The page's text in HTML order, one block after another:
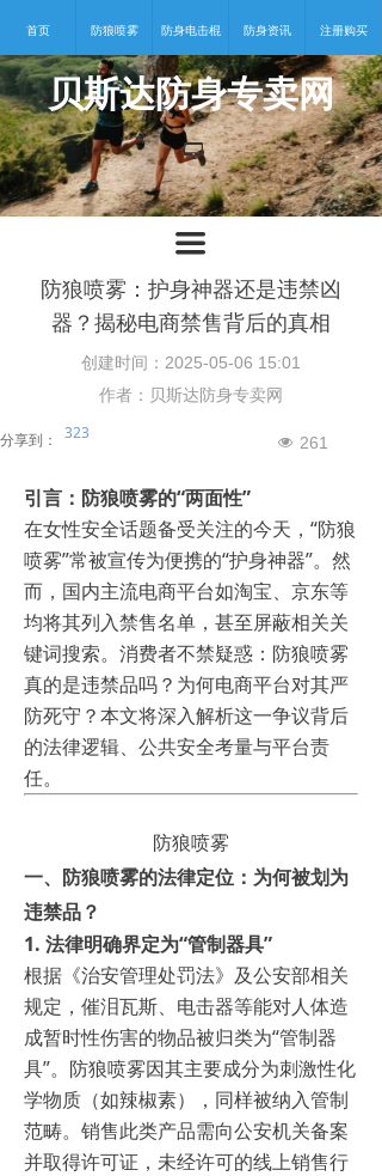
贝斯达防身专卖网
首页 防狼喷雾 防身电击棍 防身资讯 注册购买
넡
防狼喷雾：护身神器还是违禁凶
器？揭秘电商禁售背后的真相
引言：防狼喷雾的“两面性”
在女性安全话题备受关注的今天，“防狼
喷雾”常被宣传为便携的“护身神器”。然
而，国内主流电商平台如淘宝、京东等
均将其列入禁售名单，甚至屏蔽相关关
键词搜索。消费者不禁疑惑：防狼喷雾
真的是违禁品吗？为何电商平台对其严
防死守？本文将深入解析这一争议背后
的法律逻辑、公共安全考量与平台责
任。
防狼喷雾
一、防狼喷雾的法律定位：为何被划为
违禁品？
1. 法律明确界定为“管制器具”
根据《治安管理处罚法》及公安部相关
规定，催泪瓦斯、电击器等能对人体造
成暂时性伤害的物品被归类为“管制器
具”。防狼喷雾因其主要成分为刺激性化
学物质（如辣椒素），同样被纳入管制
范畴。销售此类产品需向公安机关备案
并取得许可证，未经许可的线上销售行
넶 261
分享到： 323
创建时间： 2025-05-06 15:01
作者：贝斯达防身专卖网
끀